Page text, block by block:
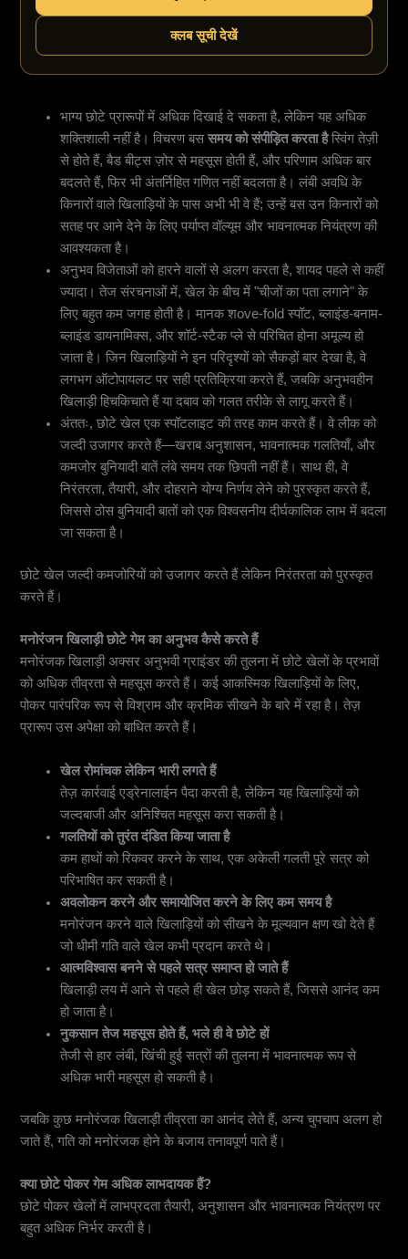
क्लब सूची देखें
भाग्य छोटे प्रारूपों में अधिक दिखाई दे सकता है, लेकिन यह अधिक
शक्तिशाली नहीं है। विचरण बससमय को संपीड़ित करता हैस्विंग तेज़ी
से होते हैं, बैड बीट्स ज़ोर से महसूस होती हैं, और परिणाम अधिक बार
बदलते हैं, फिर भी अंतर्निहित गणित नहीं बदलता है। लंबी अवधि के
किनारों वाले खिलाड़ियों के पास अभी भी वे हैं; उन्हें बस उन किनारों को
सतह पर आने देने के लिए पर्याप्त वॉल्यूम और भावनात्मक नियंत्रण की
आवश्यकता है।
अनुभव विजेताओं को हारने वालों से अलग करता है, शायद पहले से कहीं
ज्यादा। तेज संरचनाओं में, खेल के बीच में "चीजों का पता लगाने" के
लिए बहुत कम जगह होती है। मानक शove-fold स्पॉट, ब्लाइंड-बनाम-
ब्लाइंड डायनामिक्स, और शॉर्ट-स्टैक प्ले से परिचित होना अमूल्य हो
जाता है। जिन खिलाड़ियों ने इन परिदृश्यों को सैकड़ों बार देखा है, वे
लगभग ऑटोपायलट पर सही प्रतिक्रिया करते हैं, जबकि अनुभवहीन
खिलाड़ी हिचकिचाते हैं या दबाव को गलत तरीके से लागू करते हैं।
अंततः, छोटे खेल एक स्पॉटलाइट की तरह काम करते हैं। वे लीक को
जल्दी उजागर करते हैं—खराब अनुशासन, भावनात्मक गलतियाँ, और
कमजोर बुनियादी बातें लंबे समय तक छिपती नहीं हैं। साथ ही, वे
निरंतरता, तैयारी, और दोहराने योग्य निर्णय लेने को पुरस्कृत करते हैं,
जिससे ठोस बुनियादी बातों को एक विश्वसनीय दीर्घकालिक लाभ में बदला
जा सकता है।
छोटे खेल जल्दी कमजोरियों को उजागर करते हैं लेकिन निरंतरता को पुरस्कृत
करते हैं।
मनोरंजन खिलाड़ी छोटे गेम का अनुभव कैसे करते हैं
मनोरंजक खिलाड़ी अक्सर अनुभवी ग्राइंडर की तुलना में छोटे खेलों के प्रभावों
को अधिक तीव्रता से महसूस करते हैं। कई आकस्मिक खिलाड़ियों के लिए,
पोकर पारंपरिक रूप से विश्राम और क्रमिक सीखने के बारे में रहा है। तेज़
प्रारूप उस अपेक्षा को बाधित करते हैं।
खेल रोमांचक लेकिन भारी लगते हैं
तेज़ कार्रवाई एड्रेनालाईन पैदा करती है, लेकिन यह खिलाड़ियों को
जल्दबाजी और अनिश्चित महसूस करा सकती है।
गलतियों को तुरंत दंडित किया जाता है
कम हाथों को रिकवर करने के साथ, एक अकेली गलती पूरे सत्र को
परिभाषित कर सकती है।
अवलोकन करने और समायोजित करने के लिए कम समय है
मनोरंजन करने वाले खिलाड़ियों को सीखने के मूल्यवान क्षण खो देते हैं
जो धीमी गति वाले खेल कभी प्रदान करते थे।
आत्मविश्वास बनने से पहले सत्र समाप्त हो जाते हैं
खिलाड़ी लय में आने से पहले ही खेल छोड़ सकते हैं, जिससे आनंद कम
हो जाता है।
नुकसान तेज महसूस होते हैं, भले ही वे छोटे हों
तेजी से हार लंबी, खिंची हुई सत्रों की तुलना में भावनात्मक रूप से
अधिक भारी महसूस हो सकती है।
जबकि कुछ मनोरंजक खिलाड़ी तीव्रता का आनंद लेते हैं, अन्य चुपचाप अलग हो
जाते हैं, गति को मनोरंजक होने के बजाय तनावपूर्ण पाते हैं।
क्या छोटे पोकर गेम अधिक लाभदायक हैं?
छोटे पोकर खेलों में लाभप्रदता तैयारी, अनुशासन और भावनात्मक नियंत्रण पर
बहुत अधिक निर्भर करती है।